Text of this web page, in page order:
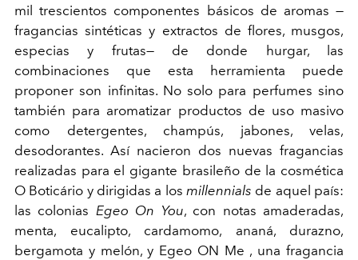
mil trescientos componentes básicos de aromas —
fragancias sintéticas y extractos de flores, musgos,
especias y frutas—de donde hurgar, las
combinaciones que esta herramienta puede
proponer son infinitas. No solo para perfumes sino
también para aromatizar productos de uso masivo
como detergentes, champús, jabones, velas,
desodorantes. Así nacieron dos nuevas fragancias
realizadas para el gigante brasileño de la cosmética
O Boticário y dirigidas a los millennials de aquel país:
las colonias Egeo On You, con notas amaderadas,
menta, eucalipto, cardamomo, ananá, durazno,
bergamota y melón, y Egeo ON Me , una fragancia